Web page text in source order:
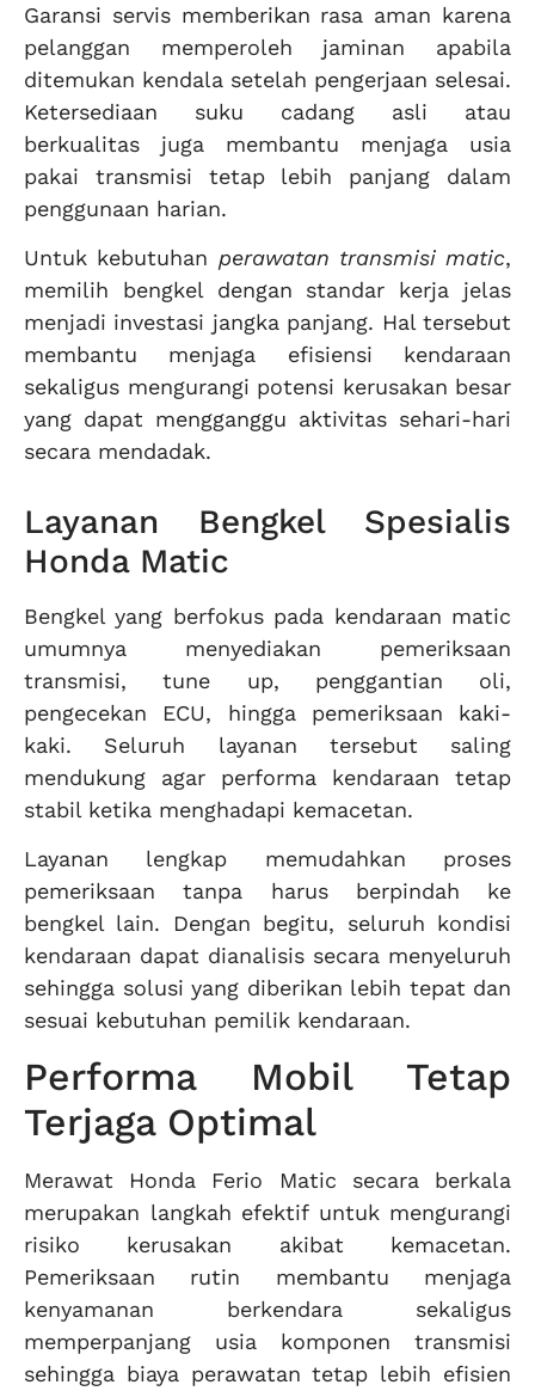
Garansi servis memberikan rasa aman karena
pelanggan memperoleh jaminan apabila
ditemukan kendala setelah pengerjaan selesai.
Ketersediaan suku cadang asli atau
berkualitas juga membantu menjaga usia
pakai transmisi tetap lebih panjang dalam
penggunaan harian.
Untuk kebutuhan perawatan transmisi matic,
memilih bengkel dengan standar kerja jelas
menjadi investasi jangka panjang. Hal tersebut
membantu menjaga efisiensi kendaraan
sekaligus mengurangi potensi kerusakan besar
yang dapat mengganggu aktivitas sehari-hari
secara mendadak.
Layanan Bengkel Spesialis
Honda Matic
Bengkel yang berfokus pada kendaraan matic
umumnya menyediakan pemeriksaan
transmisi, tune up, penggantian oli,
pengecekan ECU, hingga pemeriksaan kaki-
kaki. Seluruh layanan tersebut saling
mendukung agar performa kendaraan tetap
stabil ketika menghadapi kemacetan.
Layanan lengkap memudahkan proses
pemeriksaan tanpa harus berpindah ke
bengkel lain. Dengan begitu, seluruh kondisi
kendaraan dapat dianalisis secara menyeluruh
sehingga solusi yang diberikan lebih tepat dan
sesuai kebutuhan pemilik kendaraan.
Performa Mobil Tetap
Terjaga Optimal
Merawat Honda Ferio Matic secara berkala
merupakan langkah efektif untuk mengurangi
risiko kerusakan akibat kemacetan.
Pemeriksaan rutin membantu menjaga
kenyamanan berkendara sekaligus
memperpanjang usia komponen transmisi
sehingga biaya perawatan tetap lebih efisien